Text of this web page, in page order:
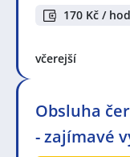
170 Kč / hod
včerejší
Obsluha
- zajímavé